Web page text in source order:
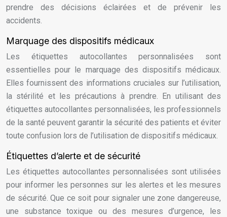
prendre des décisions éclairées et de prévenir les
accidents.
Marquage des dispositifs médicaux
Les étiquettes autocollantes personnalisées sont
essentielles pour le marquage des dispositifs médicaux.
Elles fournissent des informations cruciales sur l’utilisation,
la stérilité et les précautions à prendre. En utilisant des
étiquettes autocollantes personnalisées, les professionnels
de la santé peuvent garantir la sécurité des patients et éviter
toute confusion lors de l’utilisation de dispositifs médicaux.
Étiquettes d’alerte et de sécurité
Les étiquettes autocollantes personnalisées sont utilisées
pour informer les personnes sur les alertes et les mesures
de sécurité. Que ce soit pour signaler une zone dangereuse,
une substance toxique ou des mesures d’urgence, les